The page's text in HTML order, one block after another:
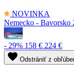
NOVINKA
Nemecko - Bavorsko
- 29% 158 € 224 €
Odstrániť z